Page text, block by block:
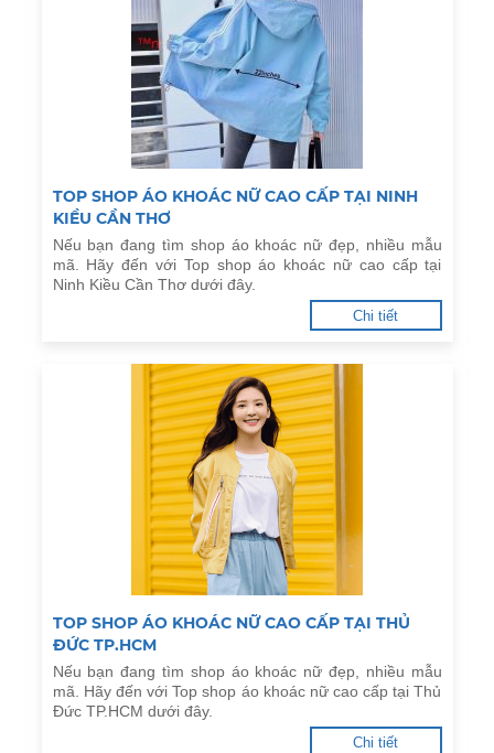
TOP SHOP ÁO KHOÁC NỮ CAO CẤP TẠI NINH
KIỀU CẦN THƠ
Nếu bạn đang tìm shop áo khoác nữ đẹp, nhiều mẫu
mã. Hãy đến với Top shop áo khoác nữ cao cấp tại
Ninh Kiều Cần Thơ dưới đây.
Chi tiết
TOP SHOP ÁO KHOÁC NỮ CAO CẤP TẠI THỦ
ĐỨC TP.HCM
Nếu bạn đang tìm shop áo khoác nữ đẹp, nhiều mẫu
mã. Hãy đến với Top shop áo khoác nữ cao cấp tại Thủ
Đức TP.HCM dưới đây.
Chi tiết